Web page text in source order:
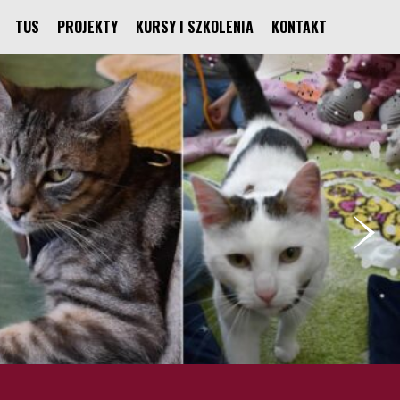
TUS PROJEKTY KURSY I SZKOLENIA KONTAKT